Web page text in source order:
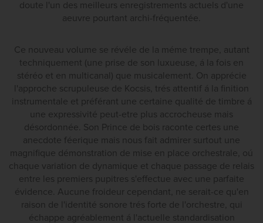
doute l'un des meilleurs enregistrements actuels d'une
aeuvre pourtant archi-fréquentée.
Ce nouveau volume se révéle de la méme trempe, autant
techniquement (une prise de son luxueuse, á la fois en
stéréo et en multicanal) que musicalement. On apprécie
l'approche scrupuleuse de Kocsis, trés attentif á la finition
instrumentale et préférant une certaine qualité de timbre á
une expressivité peut-etre plus accrocheuse mais
désordonnée. Son Prince de bois raconte certes une
anecdote féerique mais nous fait admirer surtout une
magnifique démonstration de mise en place orchestrale, oú
chaque variation de dynamique et chaque passage de relais
entre les premiers pupitres s'effectue avec une parfaite
évidence. Aucune froideur cependant, ne serait-ce qu'en
raison de l'identité sonore trés forte de l'orchestre, qui
échappe agréablement á l'actuelle standardisation